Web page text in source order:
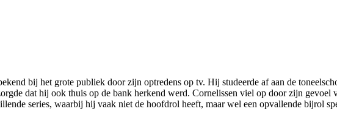
dat hij ook thuis op de bank herkend werd. Cornelissen viel op door zijn gevoel
series, waarbij hij vaak niet de hoofdrol heeft, maar wel een opvallende bijrol